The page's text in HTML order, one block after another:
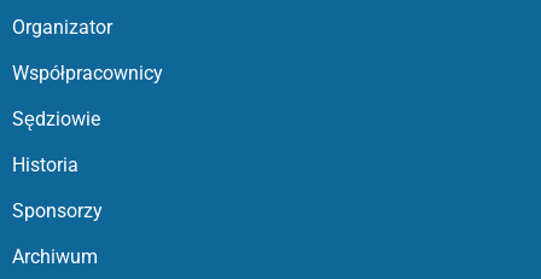
Organizator
Współpracownicy
Sędziowie
Historia
Sponsorzy
Archiwum